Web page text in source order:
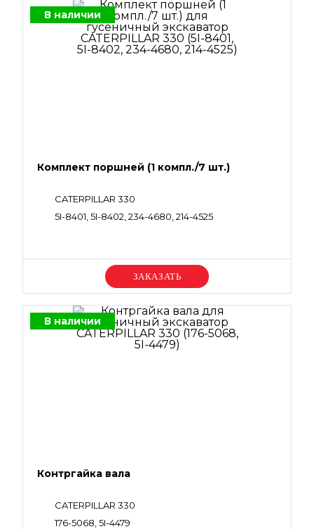
В наличии
Комплект поршней (1 компл./7 шт.)
CATERPILLAR 330
5I-8401, 5I-8402, 234-4680, 214-4525
Уточняйте цену
В наличии
Контргайка вала
CATERPILLAR 330
176-5068, 5I-4479